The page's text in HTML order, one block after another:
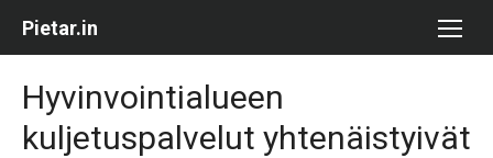
Pietar.in
Hyvinvointialueen
kuljetuspalvelut yhtenäistyivät